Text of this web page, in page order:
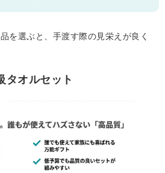
を選ぶと、手渡す際の見栄えが良く
タオルセット